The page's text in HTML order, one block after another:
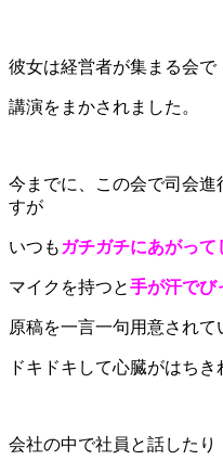
彼女は経営者が集まる会で
講演をまかされました。
今までに、この会で司会
すが
いつも ガチガチにあがって
マイクを持つと手が汗でび
原稿を一言一句用意され
ドキドキして心臓がはちき
会社の中で社員と話したり